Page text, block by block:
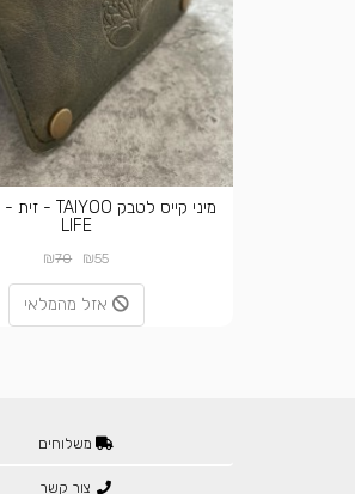
LIFE
₪55
₪70
אזל מהמלאי
משלוחים
צור קשר